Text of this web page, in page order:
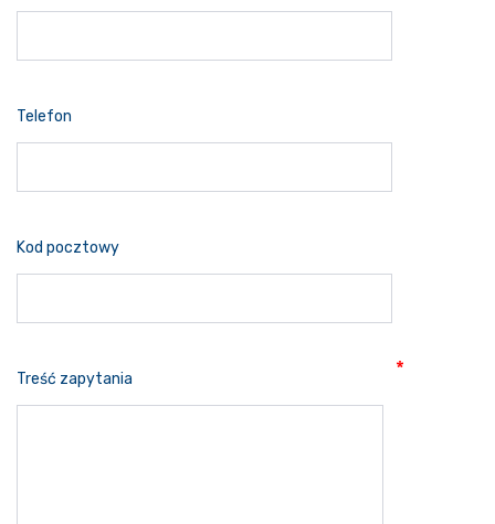
Telefon
Kod pocztowy
Treść zapytania